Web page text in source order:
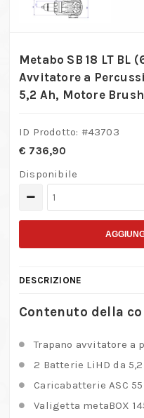
Metabo SB 18 LT BL
Avvitatore a
5,2 Ah, Motore
ID Prodotto: #43703
€ 736,90
Disponibile
Metabo
LT
(602316870)
–
Avvitatore
a
Percussione
18V
DESCRIZIONE
Contenuto della
Trapano avvitatore a
2 Batterie LiHD da 5,2
Caricabatterie ASC 55
Valigetta metaBOX